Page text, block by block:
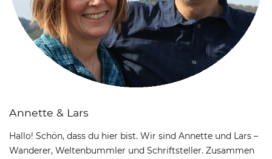
Annette & Lars
Hallo! Schön, dass du hier bist. Wir sind Annette und Lars –
Wanderer, Weltenbummler und Schriftsteller. Zusammen